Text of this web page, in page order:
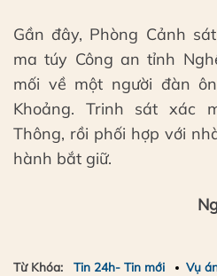
Gần đây, Phòng Cảnh
ma túy Công an tỉnh
mối về một người đàn
Khoảng. Trinh sát xác
Thông, rồi phối hợp với
hành bắt giữ.
Từ Khóa: Tin 24h- Tin mới Vụ